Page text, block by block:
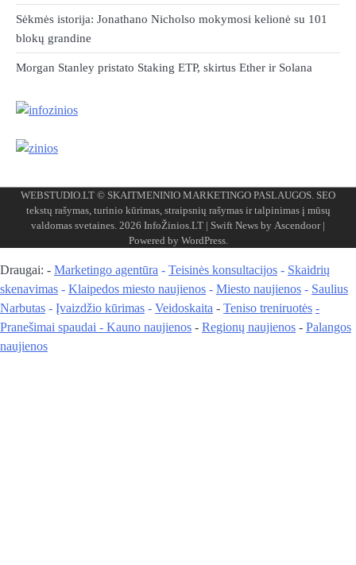
Sėkmės istorija: Jonathano Nicholso mokymosi kelionė su 101
blokų grandine
Morgan Stanley pristato Staking ETP, skirtus Ether ir Solana
WEBSTUDIO.LT © SKAITMENINIO MARKETINGO PASLAUGOS. SEO
tekstų rašymas, turinio kūrimas, straipsnių rašymas ir talpinimas į mūsų
valdomas svetaines. 2026 InfoŽinios.LT | Swift News by Ascendoor|
Powered by WordPress.
Draugai: - Marketingo agentūra - Teisinės konsultacijos - Skaidrių
skenavimas - Klaipedos miesto naujienos - Miesto naujienos - Saulius
Narbutas - Įvaizdžio kūrimas - Veidoskaita - Teniso treniruotės -
Pranešimai spaudai - Kauno naujienos - Regionų naujienos - Palangos
naujienos